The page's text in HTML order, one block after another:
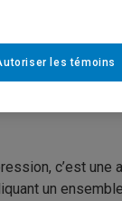
un état
des
parfois, l’hiver
certaine
c’est
un
les témoins